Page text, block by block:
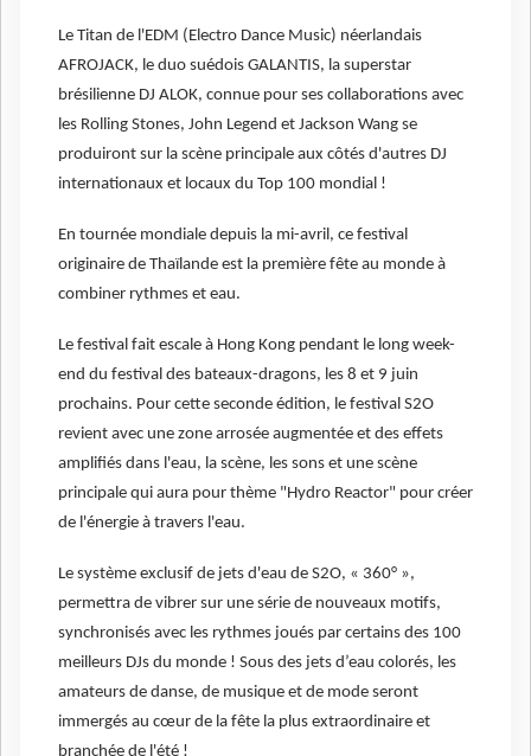
Le Titan de l'EDM (Electro Dance Music) néerlandais
AFROJACK, le duo suédois GALANTIS, la superstar
brésilienne DJ ALOK, connue pour ses collaborations avec
les Rolling Stones, John Legend et Jackson Wang se
produiront sur la scène principale aux côtés d'autres DJ
internationaux et locaux du Top 100 mondial !
En tournée mondiale depuis la mi-avril, ce festival
originaire de Thaïlande est la première fête au monde à
combiner rythmes et eau.
Le festival fait escale à Hong Kong pendant le long week-
end du festival des bateaux-dragons, les 8 et 9 juin
prochains. Pour cette seconde édition, le festival S2O
revient avec une zone arrosée augmentée et des effets
amplifiés dans l'eau, la scène, les sons et une scène
principale qui aura pour thème "Hydro Reactor" pour créer
de l'énergie à travers l'eau.
Le système exclusif de jets d'eau de S2O, « 360° »,
permettra de vibrer sur une série de nouveaux motifs,
synchronisés avec les rythmes joués par certains des 100
meilleurs DJs du monde ! Sous des jets d’eau colorés, les
amateurs de danse, de musique et de mode seront
immergés au cœur de la fête la plus extraordinaire et
branchée de l'été !